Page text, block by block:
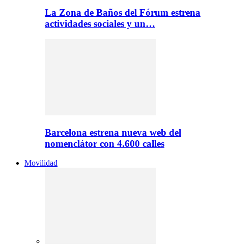
La Zona de Baños del Fórum estrena
actividades sociales y un…
Barcelona estrena nueva web del
nomenclátor con 4.600 calles
Movilidad